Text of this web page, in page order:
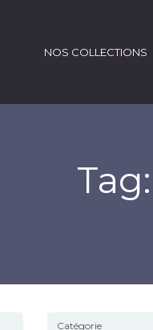
NOS COLLECTIONS